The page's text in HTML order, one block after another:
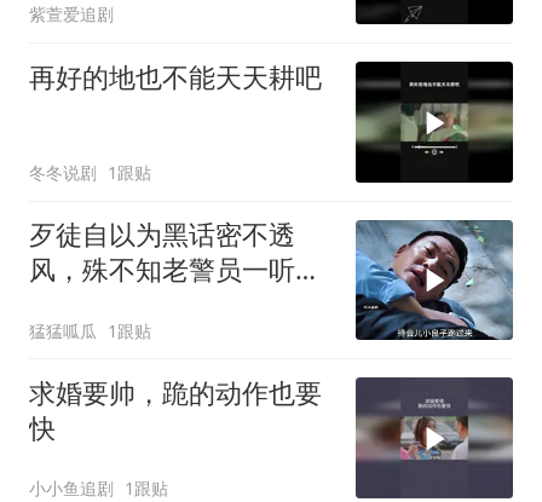
紫萱爱追剧
再好的地也不能天天耕吧
冬冬说剧 1跟贴
歹徒自以为黑话密不透
风，殊不知老警员一听便
猛猛呱瓜 1跟贴
求婚要帅，跪的动作也要
快
小小鱼追剧 1跟贴